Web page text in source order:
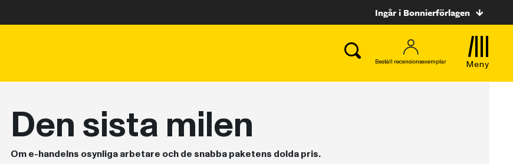
Ingår i Bonnierförlagen
Beställ recensionsexemplar Meny
Den sista milen
Om e-handelns osynliga arbetare och de snabba paketens dolda pris.